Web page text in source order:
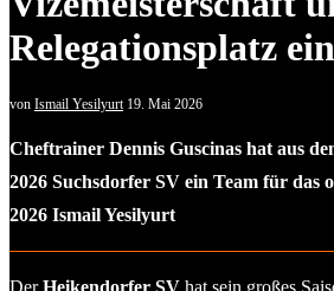
Relegationsplatz ein
von Ismail Yesilyurt 19. Mai 2026
Cheftrainer Dennis Guscinas hat aus
2026 Suchsdorfer SV ein Team für das
2026 Ismail Yesilyurt
DerHeikendorfer SV hat sein großes